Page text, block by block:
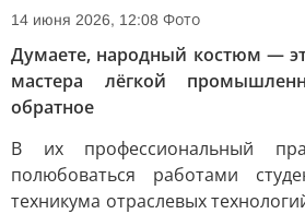
14 июня 2026, 12:08 Фото
Думаете, народный костюм —
мастера лёгкой
обратное
В их профессиональный
полюбоваться работами
техникума отраслевых